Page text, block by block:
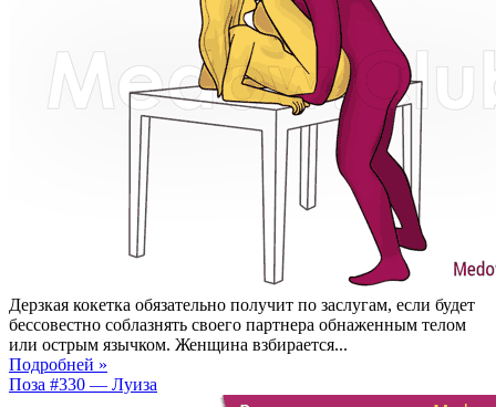
Дерзкая кокетка обязательно получит по заслугам, если будет
бессовестно соблазнять своего партнера обнаженным телом
или острым язычком. Женщина взбирается...
Подробней »
Поза #330 — Луиза